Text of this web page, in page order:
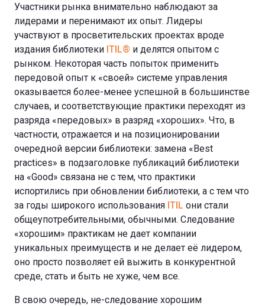
Участники рынка внимательно наблюдают за
лидерами и перенимают их опыт. Лидеры
участвуют в просветительских проектах вроде
издания библиотеки ITIL® и делятся опытом с
рынком. Некоторая часть попыток применить
передовой опыт к «своей» системе управления
оказывается более-менее успешной в большинстве
случаев, и соответствующие практики переходят из
разряда «передовых» в разряд «хороших». Что, в
частности, отражается и на позиционировании
очередной версии библиотеки: замена «Best
practices» в подзаголовке публикаций библиотеки
на «Good» связана не с тем, что практики
испортились при обновлении библиотеки, а с тем что
за годы широкого использования ITIL они стали
общеупотребительными, обычными. Следование
«хорошим» практикам не дает компании
уникальных преимуществ и не делает её лидером,
оно просто позволяет ей выжить в конкурентной
среде, стать и быть не хуже, чем все.
В свою очередь, не-следование хорошим